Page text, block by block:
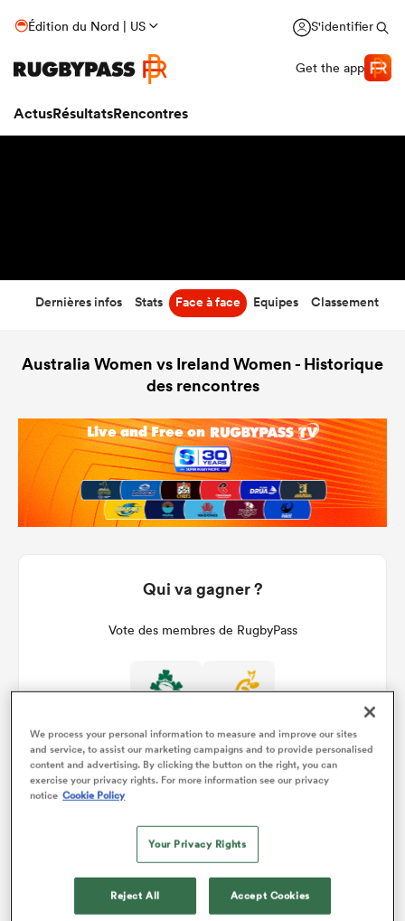
Édition du Nord | US S'identifier
Get the app
ActusRésultatsRencontres
Dernières infos Stats Face à face Equipes Classement
Australia Women vs Ireland Women - Historique
des rencontres
Qui va gagner ?
Vote des membres de RugbyPass
Détails du match
Ireland Women v Australia Women
We process your personal information to measure and improve our sites
and service, to assist our marketing campaigns and to provide personalised
content and advertising. By clicking the button on the right, you can
exercise your privacy rights. For more information see our privacy
notice Cookie Policy
Your Privacy Rights
Reject All Accept Cookies